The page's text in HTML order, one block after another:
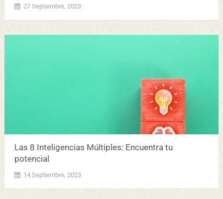
27 Septiembre, 2023
Las 8 Inteligencias Múltiples: Encuentra tu
potencial
14 Septiembre, 2023